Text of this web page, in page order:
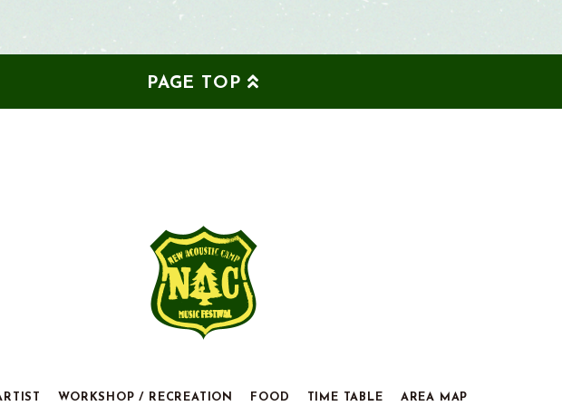
PAGE TOP
WORKSHOP / RECREATION FOOD TIME TABLE AREA MAP